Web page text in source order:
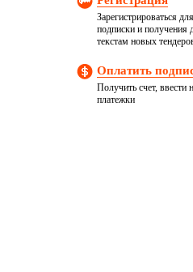
Зарегистрироваться
подписки и получения
текстам новых
Оплатить
Получить счет, ввести
платежки